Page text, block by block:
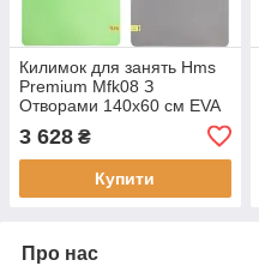
Килимок для занять Hms
Premium Mfk08 З
Отворами 140x60 см EVA
3 628 ₴
Купити
Про нас